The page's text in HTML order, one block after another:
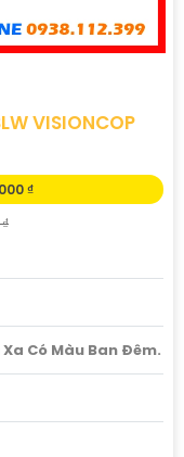
VISIONCOP
₫
Có Màu Ban Ðêm.